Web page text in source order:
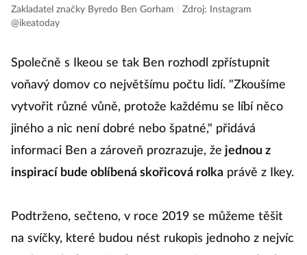
Zakladatel značky Byredo Ben Gorham
Zdroj: Instagram
@ikeatoday
Společně s Ikeou se tak Ben rozhodl zpřístupnit
voňavý domov co největšímu počtu lidí. "Zkoušíme
vytvořit různé vůně, protože každému se líbí něco
jiného a nic není dobré nebo špatné," přidává
informaci Ben a zároveň prozrazuje, že jednou z
inspirací bude oblíbená skořicová rolka právě z Ikey.
Podtrženo, sečteno, v roce 2019 se můžeme těšit
na svíčky, které budou nést rukopis jednoho z nejvíc